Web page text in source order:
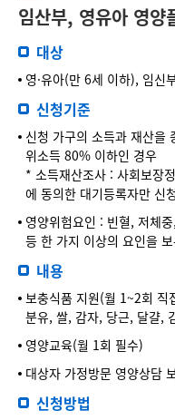
임산부, 영유아 영양
대상
영·유아(만 6세 이하), 임신
신청기준
신청 가구의 소득과 재산을
위소득 80% 이하인 경우
* 소득재산조사 : 사회보장
에 동의한 대기등록자만 신
영양위험요인 : 빈혈, 저체
등 한 가지 이상의 요인을
내용
보충식품 지원(월 1~2회 직
분유, 쌀, 감자, 당근, 달걀,
영양교육(월 1회 필수)
대상자 가정방문 영양상담
신청방법